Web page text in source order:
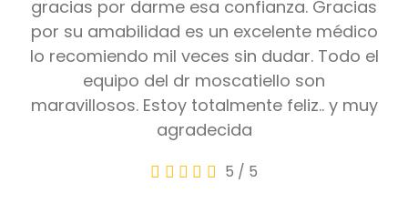
gracias por darme esa confianza. Gracias
por su amabilidad es un excelente médico
lo recomiendo mil veces sin dudar. Todo el
equipo del dr moscatiello son
maravillosos. Estoy totalmente feliz.. y muy
agradecida
5 / 5